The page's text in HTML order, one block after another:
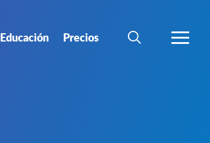
Educación Precios
BÚSQUEDA
MÁS